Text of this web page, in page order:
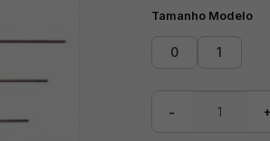
Tamanho Modelo
0 1
− +